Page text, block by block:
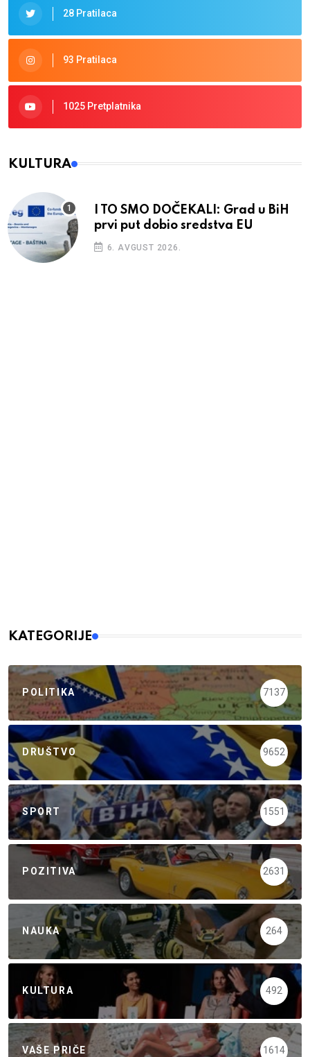
28 Pratilaca
93 Pratilaca
1025 Pretplatnika
KULTURA
I TO SMO DOČEKALI: Grad u BiH
prvi put dobio sredstva EU
6. AVGUST 2026.
KATEGORIJE
POLITIKA 7137
DRUŠTVO 9652
SPORT 1551
POZITIVA 2631
NAUKA 264
KULTURA 492
VAŠE PRIČE 1614